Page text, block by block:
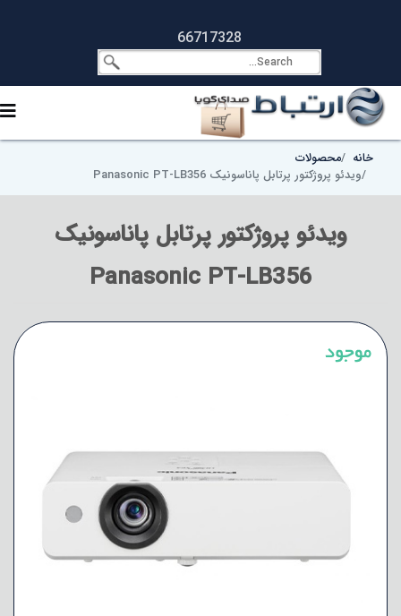
66717328
خانه
محصولات
ویدئو پروژکتور پرتابل پاناسونیک Panasonic PT-LB356
ویدئو پروژکتور پرتابل پاناسونیک
Panasonic PT-LB356